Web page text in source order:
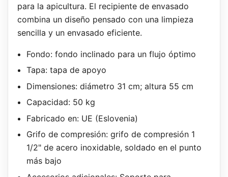
para la apicultura. El recipiente de envasado
combina un diseño pensado con una limpieza
sencilla y un envasado eficiente.
Fondo: fondo inclinado para un flujo óptimo
Tapa: tapa de apoyo
Dimensiones: diámetro 31 cm; altura 55 cm
Capacidad: 50 kg
Fabricado en: UE (Eslovenia)
Grifo de compresión: grifo de compresión 1
1/2" de acero inoxidable, soldado en el punto
más bajo